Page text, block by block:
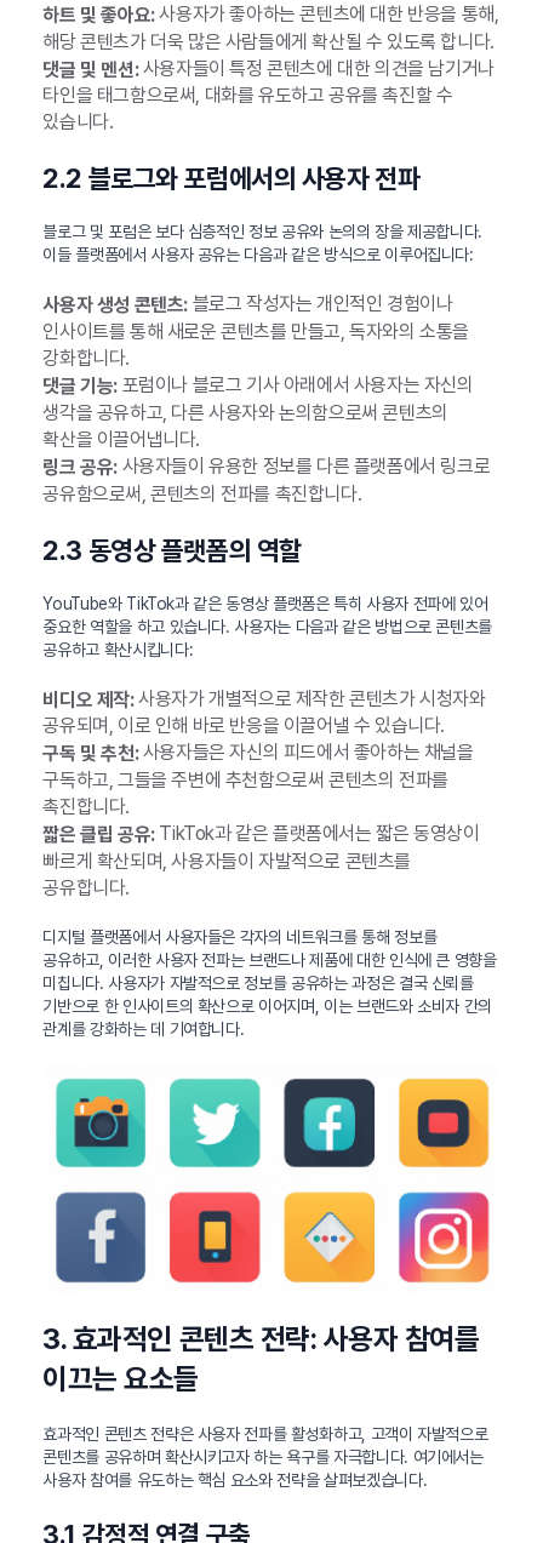
하트 및 좋아요:사용자가 좋아하는 콘텐츠에 대한 반응을 통해,
해당 콘텐츠가 더욱 많은 사람들에게 확산될 수 있도록 합니다.
댓글 및 멘션:사용자들이 특정 콘텐츠에 대한 의견을 남기거나
타인을 태그함으로써, 대화를 유도하고 공유를 촉진할 수
있습니다.
2.2 블로그와 포럼에서의 사용자 전파
블로그 및 포럼은 보다 심층적인 정보 공유와 논의의 장을 제공합니다.
이들 플랫폼에서 사용자 공유는 다음과 같은 방식으로 이루어집니다:
사용자 생성 콘텐츠:블로그 작성자는 개인적인 경험이나
인사이트를 통해 새로운 콘텐츠를 만들고, 독자와의 소통을
강화합니다.
댓글 기능:포럼이나 블로그 기사 아래에서 사용자는 자신의
생각을 공유하고, 다른 사용자와 논의함으로써 콘텐츠의
확산을 이끌어냅니다.
링크 공유:사용자들이 유용한 정보를 다른 플랫폼에서 링크로
공유함으로써, 콘텐츠의 전파를 촉진합니다.
2.3 동영상 플랫폼의 역할
YouTube와 TikTok과 같은 동영상 플랫폼은 특히 사용자 전파에 있어
중요한 역할을 하고 있습니다. 사용자는 다음과 같은 방법으로 콘텐츠를
공유하고 확산시킵니다:
비디오 제작:사용자가 개별적으로 제작한 콘텐츠가 시청자와
공유되며, 이로 인해 바로 반응을 이끌어낼 수 있습니다.
구독 및 추천:사용자들은 자신의 피드에서 좋아하는 채널을
구독하고, 그들을 주변에 추천함으로써 콘텐츠의 전파를
촉진합니다.
짧은 클립 공유:TikTok과 같은 플랫폼에서는 짧은 동영상이
빠르게 확산되며, 사용자들이 자발적으로 콘텐츠를
공유합니다.
디지털 플랫폼에서 사용자들은 각자의 네트워크를 통해 정보를
공유하고, 이러한 사용자 전파는 브랜드나 제품에 대한 인식에 큰 영향을
미칩니다. 사용자가 자발적으로 정보를 공유하는 과정은 결국 신뢰를
기반으로 한 인사이트의 확산으로 이어지며, 이는 브랜드와 소비자 간의
관계를 강화하는 데 기여합니다.
3. 효과적인 콘텐츠 전략: 사용자 참여를
이끄는 요소들
효과적인 콘텐츠 전략은 사용자 전파를 활성화하고, 고객이 자발적으로
콘텐츠를 공유하며 확산시키고자 하는 욕구를 자극합니다. 여기에서는
사용자 참여를 유도하는 핵심 요소와 전략을 살펴보겠습니다.
3.1 감정적 연결 구축